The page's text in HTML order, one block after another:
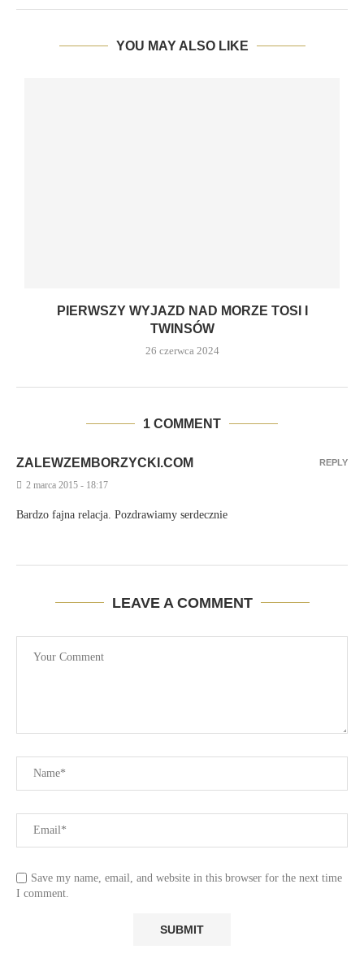
YOU MAY ALSO LIKE
PIERWSZY WYJAZD NAD MORZE TOSI I
TWINSÓW
26 czerwca 2024
1 COMMENT
ZALEWZEMBORZYCKI.COM
2 marca 2015 - 18:17
Bardzo fajna relacja. Pozdrawiamy serdecznie
REPLY
LEAVE A COMMENT
Save my name, email, and website in this browser for the next time
I comment.